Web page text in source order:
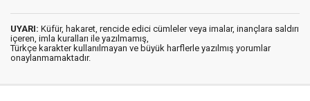
UYARI: Küfür, hakaret, rencide edici cümleler veya imalar, inançlara saldırı
içeren, imla kuralları ile yazılmamış,
Türkçe karakter kullanılmayan ve büyük harflerle yazılmış yorumlar
onaylanmamaktadır.